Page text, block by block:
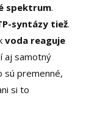
spektrum.
syntázy tiež.
voda reaguje
aj samotný
sú premenné,
si to